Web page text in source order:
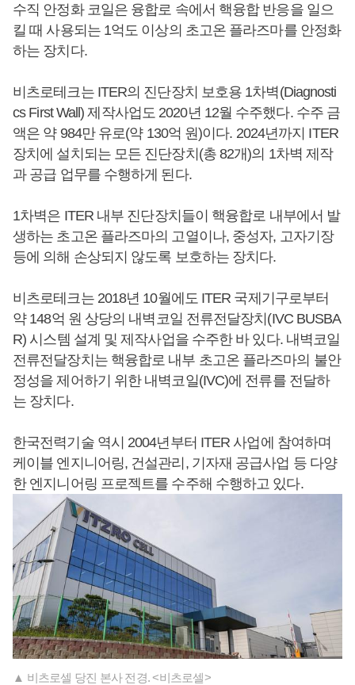
수직 안정화 코일은 융합로 속에서 핵융합 반응을 일으
킬 때 사용되는 1억도 이상의 초고온 플라즈마를 안정화
하는 장치다.
비츠로테크는 ITER의 진단장치 보호용 1차벽(Diagnosti
cs First Wall) 제작사업도 2020년 12월 수주했다. 수주 금
액은 약 984만 유로(약 130억 원)이다. 2024년까지 ITER
장치에 설치되는 모든 진단장치(총 82개)의 1차벽 제작
과 공급 업무를 수행하게 된다.
1차벽은 ITER 내부 진단장치들이 핵융합로 내부에서 발
생하는 초고온 플라즈마의 고열이나, 중성자, 고자기장
등에 의해 손상되지 않도록 보호하는 장치다.
비츠로테크는 2018년 10월에도 ITER 국제기구로부터
약 148억 원 상당의 내벽코일 전류전달장치(IVC BUSBA
R) 시스템 설계 및 제작사업을 수주한 바 있다. 내벽코일
전류전달장치는 핵융합로 내부 초고온 플라즈마의 불안
정성을 제어하기 위한 내벽코일(IVC)에 전류를 전달하
는 장치다.
한국전력기술 역시 2004년부터 ITER 사업에 참여하며
케이블 엔지니어링, 건설관리, 기자재 공급사업 등 다양
한 엔지니어링 프로젝트를 수주해 수행하고 있다.
▲ 비츠로셀 당진 본사 전경. <비츠로셀>